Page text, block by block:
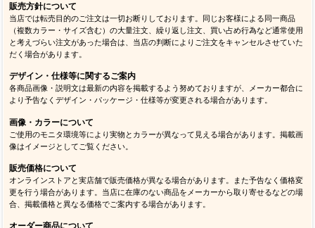
販売方針について
当店では転売目的のご注文は一切お断りしております。同じお客様による同一商品
（複数カラー・サイズ含む）の大量注文、繰り返し注文、買い占め行為など通常使用
と考えづらい注文があった場合は、当店の判断によりご注文をキャンセルさせていた
だく場合があります。
デザイン・仕様等に関するご案内
各商品画像・説明文は最新の内容を掲載するよう努めておりますが、メーカー都合に
より予告なくデザイン・パッケージ・仕様等が変更される場合があります。
画像・カラーについて
ご使用のモニタ環境等により実物とカラーが異なって見える場合があります。掲載画
像はイメージとしてご覧ください。
販売価格について
オンラインストアと実店舗で販売価格が異なる場合があります。また予告なく価格変
更を行う場合があります。当店に在庫のない商品をメーカーから取り寄せるなどの場
合、掲載価格と異なる価格でご案内する場合があります。